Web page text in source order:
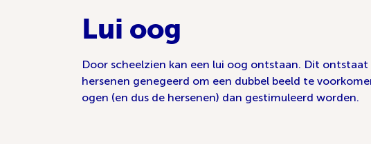
Lui oog
Door scheelzien kan een lui oog ontstaan. Dit
hersenen genegeerd om een dubbel beeld te
ogen (en dus de hersenen) dan gestimuleerd worden.